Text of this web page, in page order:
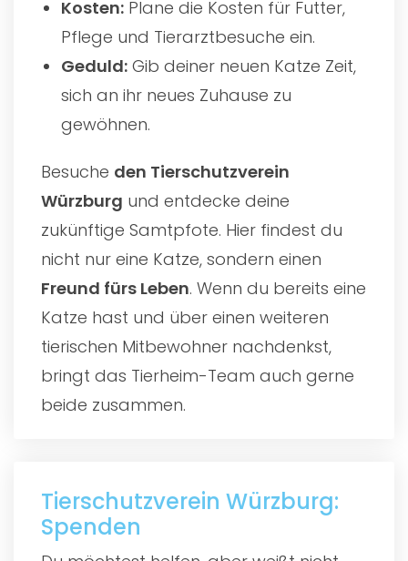
Kosten: Plane die Kosten für Futter,
Pflege und Tierarztbesuche ein.
Geduld: Gib deiner neuen Katze Zeit,
sich an ihr neues Zuhause zu
gewöhnen.
Besuche den Tierschutzverein
Würzburg und entdecke deine
zukünftige Samtpfote. Hier findest du
nicht nur eine Katze, sondern einen
Freund fürs Leben. Wenn du bereits eine
Katze hast und über einen weiteren
tierischen Mitbewohner nachdenkst,
bringt das Tierheim-Team auch gerne
beide zusammen.
Tierschutzverein Würzburg:
Spenden